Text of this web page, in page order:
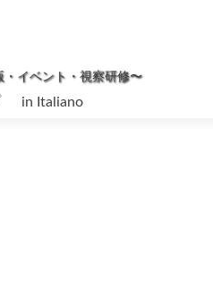
イベント・視察研修〜
in Italiano